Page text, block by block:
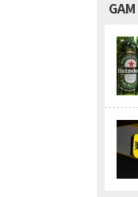
GAM